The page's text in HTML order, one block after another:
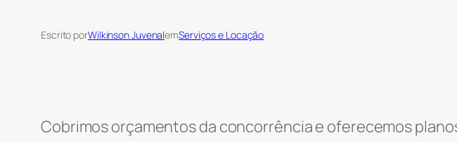
Escrito porWilkinson JuvenalemServiços e Locação
Cobrimos orçamentos da concorrência e oferecemos